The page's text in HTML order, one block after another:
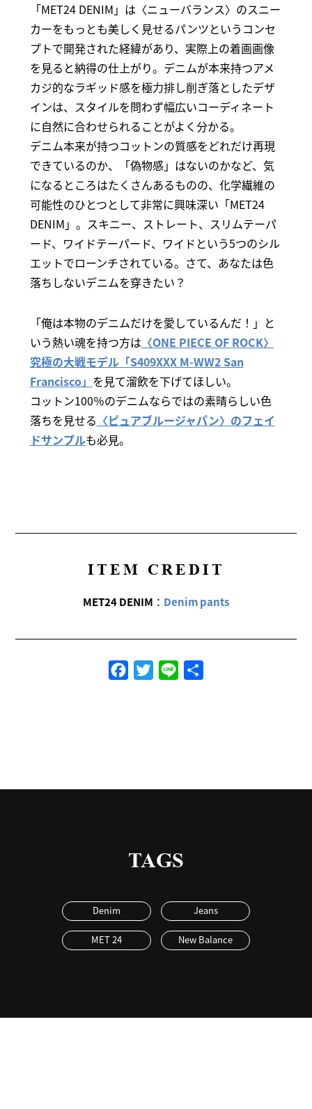
「MET24 DENIM」は〈ニューバランス〉のスニー
カーをもっとも美しく見せるパンツというコンセ
プトで開発された経緯があり、実際上の着画画像
を見ると納得の仕上がり。デニムが本来持つアメ
カジ的なラギッド感を極力排し削ぎ落としたデザ
インは、スタイルを問わず幅広いコーディネート
に自然に合わせられることがよく分かる。
デニム本来が持つコットンの質感をどれだけ再現
できているのか、「偽物感」はないのかなど、気
になるところはたくさんあるものの、化学繊維の
可能性のひとつとして非常に興味深い「MET24
DENIM」。スキニー、ストレート、スリムテーパ
ード、ワイドテーパード、ワイドという5つのシル
エットでローンチされている。さて、あなたは色
落ちしないデニムを穿きたい？
「俺は本物のデニムだけを愛しているんだ！」と
いう熱い魂を持つ方は 〈ONE PIECE OF ROCK〉
究極の大戦モデル「S409XXX M-WW2 San
Francisco」 を見て溜飲を下げてほしい。
コットン100％のデニムならではの素晴らしい色
落ちを見せる 〈ピュアブルージャパン〉のフェイ
ドサンプルも必見。
ITEM CREDIT
MET24 DENIM ： Denim pants
FacebookTwitterLine
TAGS
Denim Jeans
MET 24 New Balance